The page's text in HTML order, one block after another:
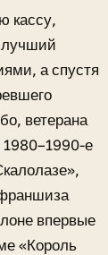
кассу,
лучший
а спустя
ветерана
1980–1990-е
впервые
«Король